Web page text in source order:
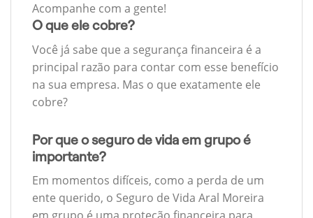
Acompanhe com a gente!
O que ele cobre?
Você já sabe que a segurança financeira é a
principal razão para contar com esse benefício
na sua empresa. Mas o que exatamente ele
cobre?
Por que o seguro de vida em grupo é
importante?
Em momentos difíceis, como a perda de um
ente querido, o Seguro de Vida Aral Moreira